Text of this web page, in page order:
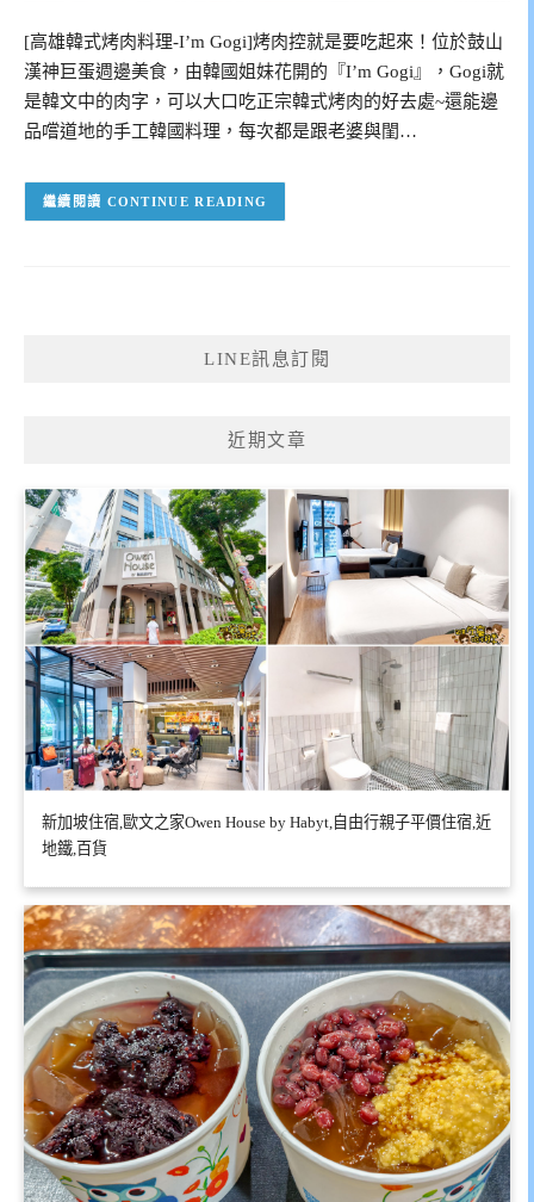
[高雄韓式烤肉料理-I’m Gogi]烤肉控就是要吃起來！位於鼓山
漢神巨蛋週邊美食，由韓國姐妹花開的『I’m Gogi』，Gogi就
是韓文中的肉字，可以大口吃正宗韓式烤肉的好去處~還能邊
品嚐道地的手工韓國料理，每次都是跟老婆與閨…
CONTINUE READING
LINE訊息訂閱
近期文章
新加坡住宿,歐文之家Owen House by Habyt,自由行親子平價住宿,近
地鐵,百貨